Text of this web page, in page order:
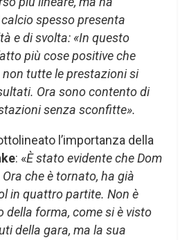
spesso presenta
e di svolta: «In questo
più cose positive che
non tutte le prestazioni si
Ora sono contento di
senza sconfitte».
l’importanza della
: «È stato evidente che Dom
che è tornato, ha già
in quattro partite. Non è
della forma, come si è visto
della gara, ma la sua